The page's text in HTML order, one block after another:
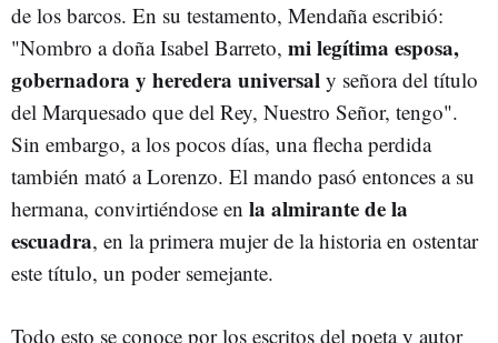
de los barcos. En su testamento, Mendaña escribió:
"Nombro a doña Isabel Barreto, mi legítima esposa,
gobernadora y heredera universal y señora del título
del Marquesado que del Rey, Nuestro Señor, tengo".
Sin embargo, a los pocos días, una flecha perdida
también mató a Lorenzo. El mando pasó entonces a su
hermana, convirtiéndose en la almirante de la
escuadra, en la primera mujer de la historia en ostentar
este título, un poder semejante.
Todo esto se conoce por los escritos del poeta y autor